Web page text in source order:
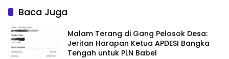
Baca Juga
Malam Terang di Gang Pelosok Desa:
Jeritan Harapan Ketua APDESI Bangka
Tengah untuk PLN Babel